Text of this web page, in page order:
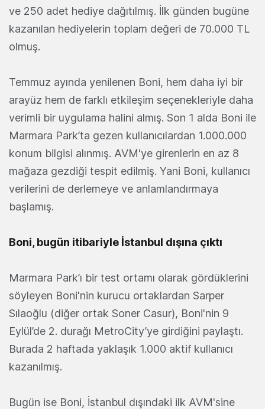
ve 250 adet hediye dağıtılmış. İlk günden bugüne
kazanılan hediyelerin toplam değeri de 70.000 TL
olmuş.
Temmuz ayında yenilenen Boni, hem daha iyi bir
arayüz hem de farklı etkileşim seçenekleriyle daha
verimli bir uygulama halini almış. Son 1 alda Boni ile
Marmara Park’ta gezen kullanıcılardan 1.000.000
konum bilgisi alınmış. AVM'ye girenlerin en az 8
mağaza gezdiği tespit edilmiş. Yani Boni, kullanıcı
verilerini de derlemeye ve anlamlandırmaya
başlamış.
Boni, bugün itibariyle İstanbul dışına çıktı
Marmara Park’ı bir test ortamı olarak gördüklerini
söyleyen Boni'nin kurucu ortaklardan Sarper
Sılaoğlu (diğer ortak Soner Casur), Boni'nin 9
Eylül’de 2. durağı MetroCity’ye girdiğini paylaştı.
Burada 2 haftada yaklaşık 1.000 aktif kullanıcı
kazanılmış.
Bugün ise Boni, İstanbul dışındaki ilk AVM'sine